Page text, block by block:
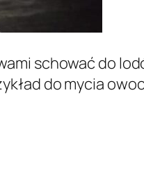
schować do
do mycia